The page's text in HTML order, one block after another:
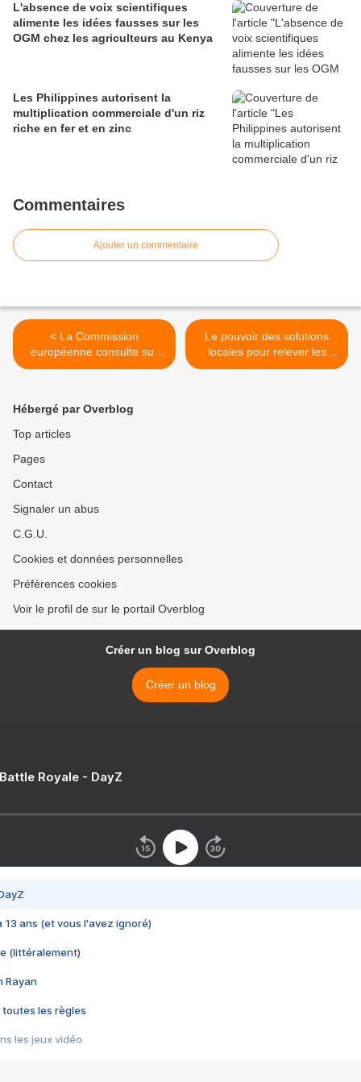
L'absence de voix scientifiques
alimente les idées fausses sur les
OGM chez les agriculteurs au Kenya
Les Philippines autorisent la
multiplication commerciale d'un riz
riche en fer et en zinc
Commentaires
Ajouter un commentaire
< La Commission
européenne consulte sur
les « OGM » et « NGT »...
Le pouvoir des solutions
locales pour relever les
défis mondiaux >
Hébergé par Overblog
Top articles
Pages
Contact
Signaler un abus
C.G.U.
Cookies et données personnelles
Préférences cookies
Voir le profil de sur le portail Overblog
Créer un blog sur Overblog
Créer un blog
Royale - DayZ
13 ans (et vous l'avez ignoré)
(littéralement)
Rayan
toutes les règles
les jeux vidéo